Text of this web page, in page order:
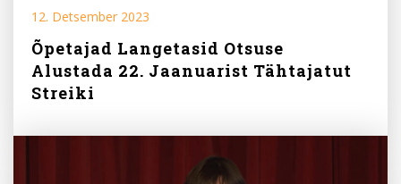
12. Detsember 2023
Õpetajad Langetasid Otsuse
Alustada 22. Jaanuarist Tähtajatut
Streiki